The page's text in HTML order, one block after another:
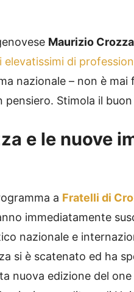
Maurizio Crozza
elevatissimi di
nazionale – non è
Stimola il
e le nuove
a Fratelli di
immediatamente
nazionale e
si è scatenato ed ha
nuova edizione del